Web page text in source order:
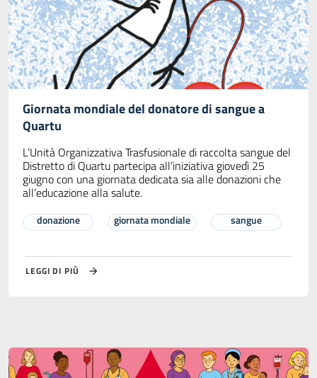
Giornata mondiale del donatore di sangue a
Quartu
L’Unità Organizzativa Trasfusionale di raccolta sangue del
Distretto di Quartu partecipa all’iniziativa giovedì 25
giugno con una giornata dedicata sia alle donazioni che
all’educazione alla salute.
donazione giornata mondiale sangue
LEGGI DI PIÙ